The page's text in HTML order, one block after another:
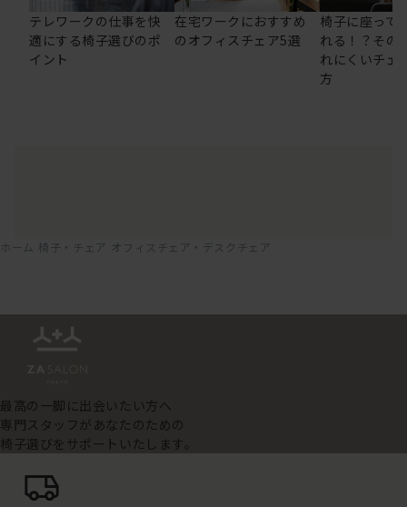
テレワークの仕事を快
適にする椅子選びのポ
イント
在宅ワークにおすすめ
のオフィスチェア5選
椅子に座って
れる！？その
れにくいチェ
方
ホーム 椅子・チェア オフィスチェア・デスクチェア
最高の一脚に出会いたい方へ
専門スタッフがあなたのための
椅子選びをサポートいたします。